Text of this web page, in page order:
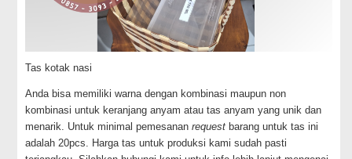
Tas kotak nasi
Anda bisa memiliki warna dengan kombinasi maupun non
kombinasi untuk keranjang anyam atau tas anyam yang unik dan
menarik. Untuk minimal pemesananrequest barang untuk tas ini
adalah 20pcs. Harga tas untuk produksi kami sudah pasti